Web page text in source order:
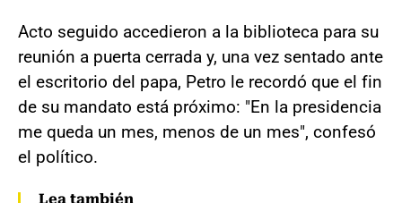
Acto seguido accedieron a la biblioteca para su
reunión a puerta cerrada y, una vez sentado ante
el escritorio del papa, Petro le recordó que el fin
de su mandato está próximo: "En la presidencia
me queda un mes, menos de un mes", confesó
el político.
Lea también